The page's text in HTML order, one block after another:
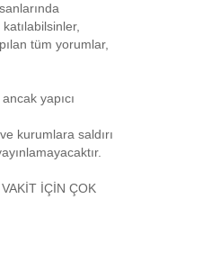
tüm yorumlar,
yapıcı
kurumlara saldırı
İÇİN ÇOK